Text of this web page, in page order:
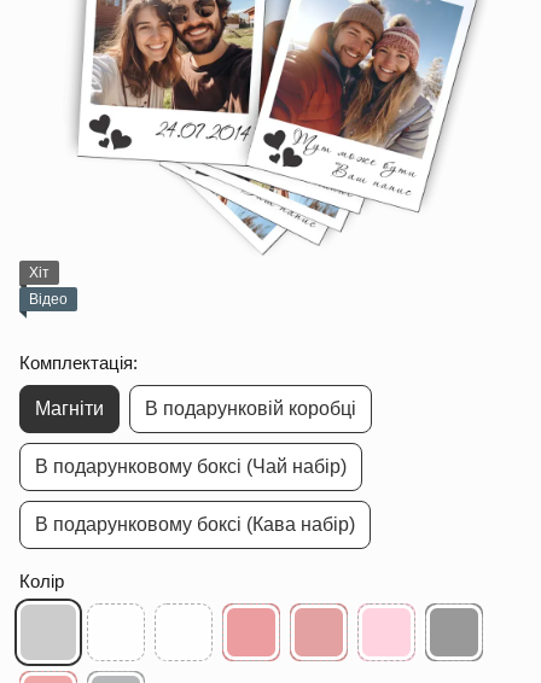
Хіт
Відео
Комплектація:
Магніти В подарунковій коробці
В подарунковому боксі (Чай набір)
В подарунковому боксі (Кава набір)
Колір